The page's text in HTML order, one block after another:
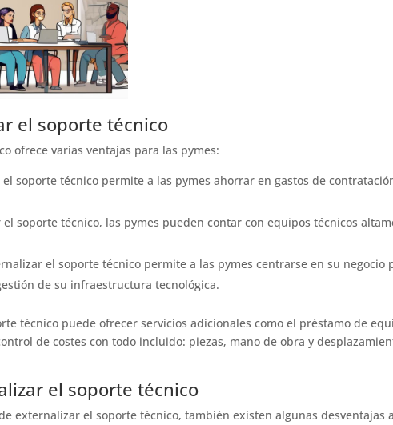
el soporte técnico
ofrece varias ventajas para las pymes:
soporte técnico permite a las pymes ahorrar en gastos de
soporte técnico, las pymes pueden contar con equipos técnicos
el soporte técnico permite a las pymes centrarse en su negocio
de su infraestructura tecnológica.
técnico puede ofrecer servicios adicionales como el préstamo de
de costes con todo incluido: piezas, mano de obra y
el soporte técnico
externalizar el soporte técnico, también existen algunas desventajas